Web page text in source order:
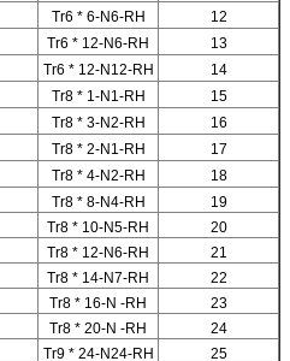
12
Tr6 * 6-N6-RH
13
Tr6 * 12-N6-RH
14
Tr6 * 12-N12-RH
15
Tr8 * 1-N1-RH
16
Tr8 * 3-N2-RH
17
Tr8 * 2-N1-RH
18
Tr8 * 4-N2-RH
19
Tr8 * 8-N4-RH
20
Tr8 * 10-N5-RH
21
Tr8 * 12-N6-RH
22
Tr8 * 14-N7-RH
23
Tr8 * 16-N -RH
24
Tr8 * 20-N -RH
25
Tr9 * 24-N24-RH